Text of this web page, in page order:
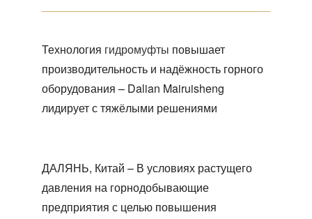
Технология гидромуфты повышает
производительность и надёжность горного
оборудования – Dalian Mairuisheng
лидирует с тяжёлыми решениями
ДАЛЯНЬ, Китай – В условиях растущего
давления на горнодобывающие
предприятия с целью повышения